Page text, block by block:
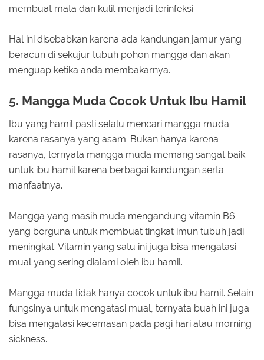
membuat mata dan kulit menjadi terinfeksi.
Hal ini disebabkan karena ada kandungan jamur yang
beracun di sekujur tubuh pohon mangga dan akan
menguap ketika anda membakarnya.
5. Mangga Muda Cocok Untuk Ibu Hamil
Ibu yang hamil pasti selalu mencari mangga muda
karena rasanya yang asam. Bukan hanya karena
rasanya, ternyata mangga muda memang sangat baik
untuk ibu hamil karena berbagai kandungan serta
manfaatnya.
Mangga yang masih muda mengandung vitamin B6
yang berguna untuk membuat tingkat imun tubuh jadi
meningkat. Vitamin yang satu ini juga bisa mengatasi
mual yang sering dialami oleh ibu hamil.
Mangga muda tidak hanya cocok untuk ibu hamil. Selain
fungsinya untuk mengatasi mual, ternyata buah ini juga
bisa mengatasi kecemasan pada pagi hari atau morning
sickness.